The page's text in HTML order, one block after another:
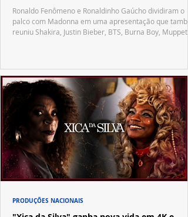
Ronaldo Fenômeno e Ronaldinho Gaúcho dividiram o
palco com Madonna em uma apresentação que
reuniu Shakira, Justin Bieber, BTS, Burna Boy, Muppets,
PRODUÇÕES NACIONAIS